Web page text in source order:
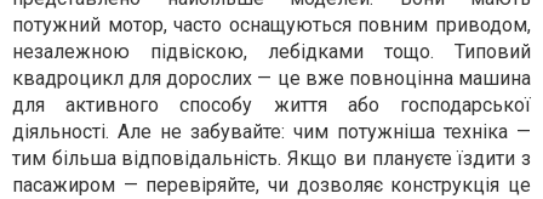
потужний мотор, часто оснащуються повним приводом,
незалежною підвіскою, лебідками тощо. Типовий
квадроцикл для дорослих — це вже повноцінна машина
для активного способу життя або господарської
діяльності. Але не забувайте: чим потужніша техніка —
тим більша відповідальність. Якщо ви плануєте їздити з
пасажиром — перевіряйте, чи дозволяє конструкція це